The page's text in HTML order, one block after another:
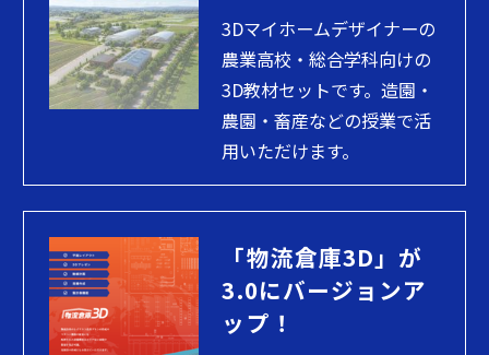
3Dマイホームデザイナーの
農業高校・総合学科向けの
3D教材セットです。造園・
農園・畜産などの授業で活
用いただけます。
「物流倉庫3D」が
3.0にバージョンア
ップ！